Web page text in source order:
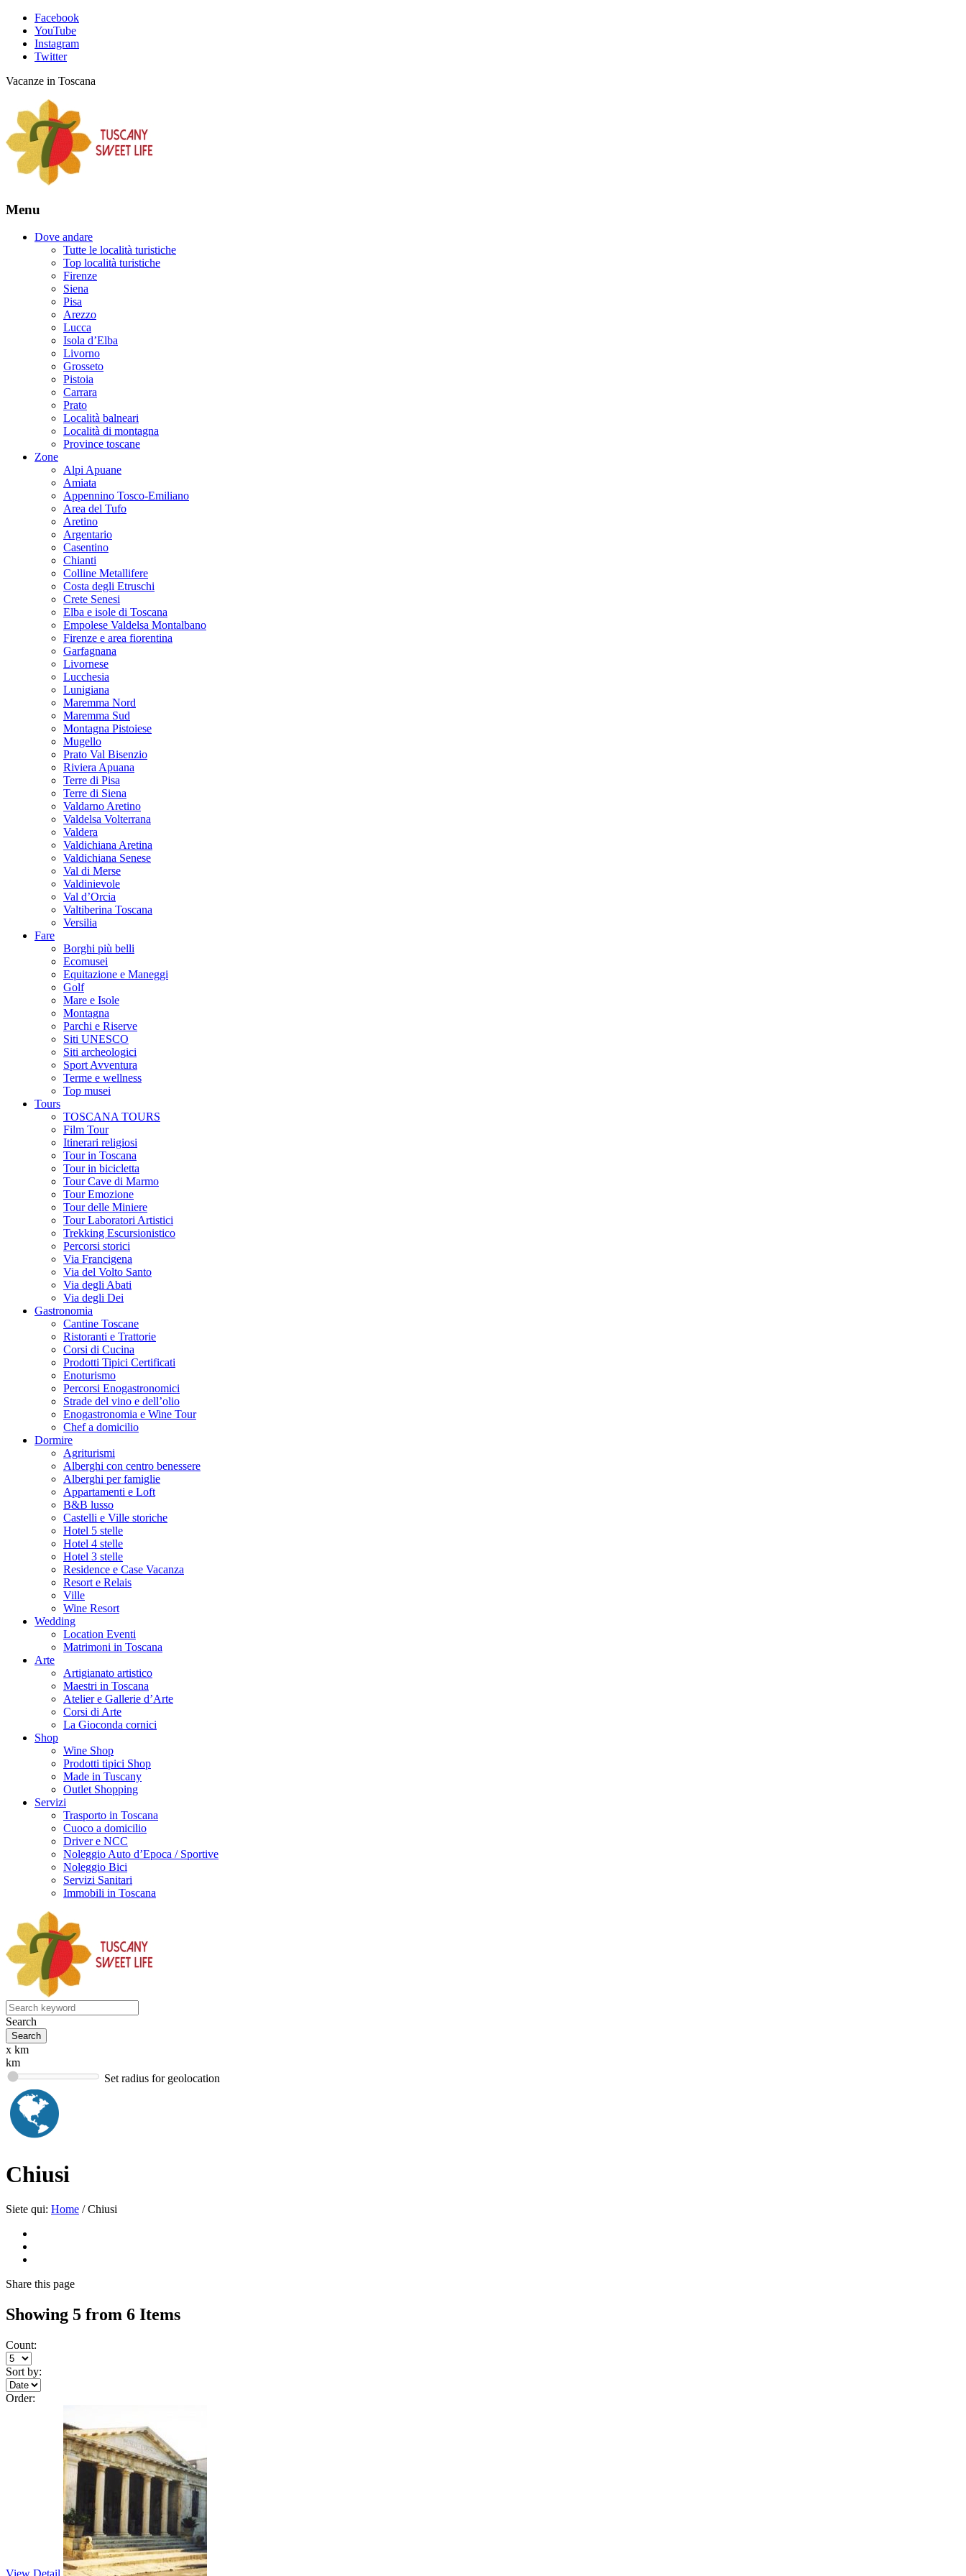
Facebook
YouTube
Instagram
Twitter
Vacanze in Toscana
Menu
Dove andare
Tutte le località turistiche
Top località turistiche
Firenze
Siena
Pisa
Arezzo
Lucca
Isola d’Elba
Livorno
Grosseto
Pistoia
Carrara
Prato
Località balneari
Località di montagna
Province toscane
Zone
Alpi Apuane
Amiata
Appennino Tosco-Emiliano
Area del Tufo
Aretino
Argentario
Casentino
Chianti
Colline Metallifere
Costa degli Etruschi
Crete Senesi
Elba e isole di Toscana
Empolese Valdelsa Montalbano
Firenze e area fiorentina
Garfagnana
Livornese
Lucchesia
Lunigiana
Maremma Nord
Maremma Sud
Montagna Pistoiese
Mugello
Prato Val Bisenzio
Riviera Apuana
Terre di Pisa
Terre di Siena
Valdarno Aretino
Valdelsa Volterrana
Valdera
Valdichiana Aretina
Valdichiana Senese
Val di Merse
Valdinievole
Val d’Orcia
Valtiberina Toscana
Versilia
Fare
Borghi più belli
Ecomusei
Equitazione e Maneggi
Golf
Mare e Isole
Montagna
Parchi e Riserve
Siti UNESCO
Siti archeologici
Sport Avventura
Terme e wellness
Top musei
Tours
TOSCANA TOURS
Film Tour
Itinerari religiosi
Tour in Toscana
Tour in bicicletta
Tour Cave di Marmo
Tour Emozione
Tour delle Miniere
Tour Laboratori Artistici
Trekking Escursionistico
Percorsi storici
Via Francigena
Via del Volto Santo
Via degli Abati
Via degli Dei
Gastronomia
Cantine Toscane
Ristoranti e Trattorie
Corsi di Cucina
Prodotti Tipici Certificati
Enoturismo
Percorsi Enogastronomici
Strade del vino e dell’olio
Enogastronomia e Wine Tour
Chef a domicilio
Dormire
Agriturismi
Alberghi con centro benessere
Alberghi per famiglie
Appartamenti e Loft
B&B lusso
Castelli e Ville storiche
Hotel 5 stelle
Hotel 4 stelle
Hotel 3 stelle
Residence e Case Vacanza
Resort e Relais
Ville
Wine Resort
Wedding
Location Eventi
Matrimoni in Toscana
Arte
Artigianato artistico
Maestri in Toscana
Atelier e Gallerie d’Arte
Corsi di Arte
La Gioconda cornici
Shop
Wine Shop
Prodotti tipici Shop
Made in Tuscany
Outlet Shopping
Servizi
Trasporto in Toscana
Cuoco a domicilio
Driver e NCC
Noleggio Auto d’Epoca / Sportive
Noleggio Bici
Servizi Sanitari
Immobili in Toscana
Search
x km
km
Set radius for geolocation
Chiusi
Siete qui: Home / Chiusi
Share this page
Showing 5 from 6 Items
Count:
Sort by:
Order: